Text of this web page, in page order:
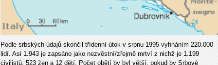
Podle srbských údajů skončil třídenní útok v srpnu 1995 vyhnáním 220.000
lidí. Asi 1.943 je zapsáno jako nezvěstní/zřejmě mrtví z nichž je 1.199
civilistů, 523 žen a 12 dětí. Počet obětí by byl větší, pokud by Srbové